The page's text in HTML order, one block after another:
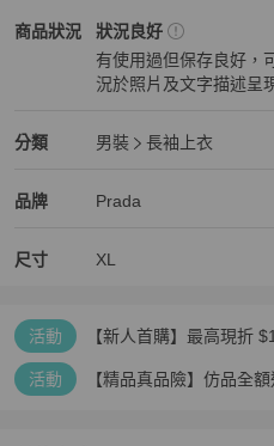
商品狀況
Prada男裝 商品狀態與細節
狀況良好
有使用過但保存良好，
況於照片及文字描述呈
分類
Prada 分類資訊
男裝
長袖上衣
品牌
Prada 男裝品牌介紹
Prada
Prada 推薦清單
尺寸 XL
活動 【新人首購】最高現折
活動 【精品真品險】仿品全